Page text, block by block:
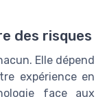
des risques
Elle dépend
expérience en
face aux